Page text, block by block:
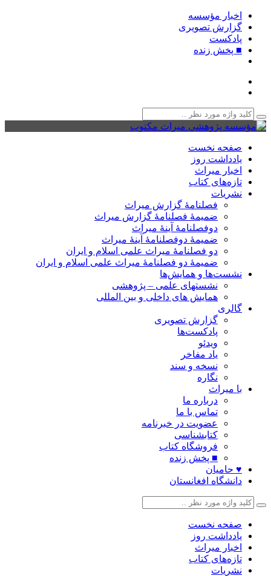
اخبار مؤسسه
گزارش تصویری
پادکست‌
■ پخش زنده
صفحه نخست
یادداشت روز
اخبار میراث
تازه‌های کتاب
نشریات
فصلنامۀ گزارش میراث
ضمیمۀ فصلنامۀ گزارش میراث
دوفصلنامۀ آینۀ میراث
ضمیمۀ دوفصلنامۀ آینۀ میراث
دو فصلنامۀ میراث علمی اسلام و ایران
ضمیمۀ دو فصلنامۀ میراث علمی اسلام و ایران
نشست‌ها و همایش‌ها
نشستهای علمی – پژوهشی
همایش های داخلی و بین المللی
گالری
گزارش تصویری
پادکست‌ها
ویدئو
یاد مفاخر
نسخه و سند
نگاره
با میراث
درباره ما
تماس با ما
عضویت در خبرنامه
کتابشناسی
فروشگاه کتاب
■ پخش زنده
♥ حامیان
دانشگاه افغانستان
صفحه نخست
یادداشت روز
اخبار میراث
تازه‌های کتاب
نشریات